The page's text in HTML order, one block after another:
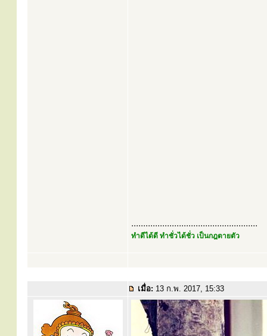
.....................................................
ทำดีได้ดี ทำชั่วได้ชั่ว เป็นกฎตายตัว
เมื่อ: 13 ก.พ. 2017, 15:33